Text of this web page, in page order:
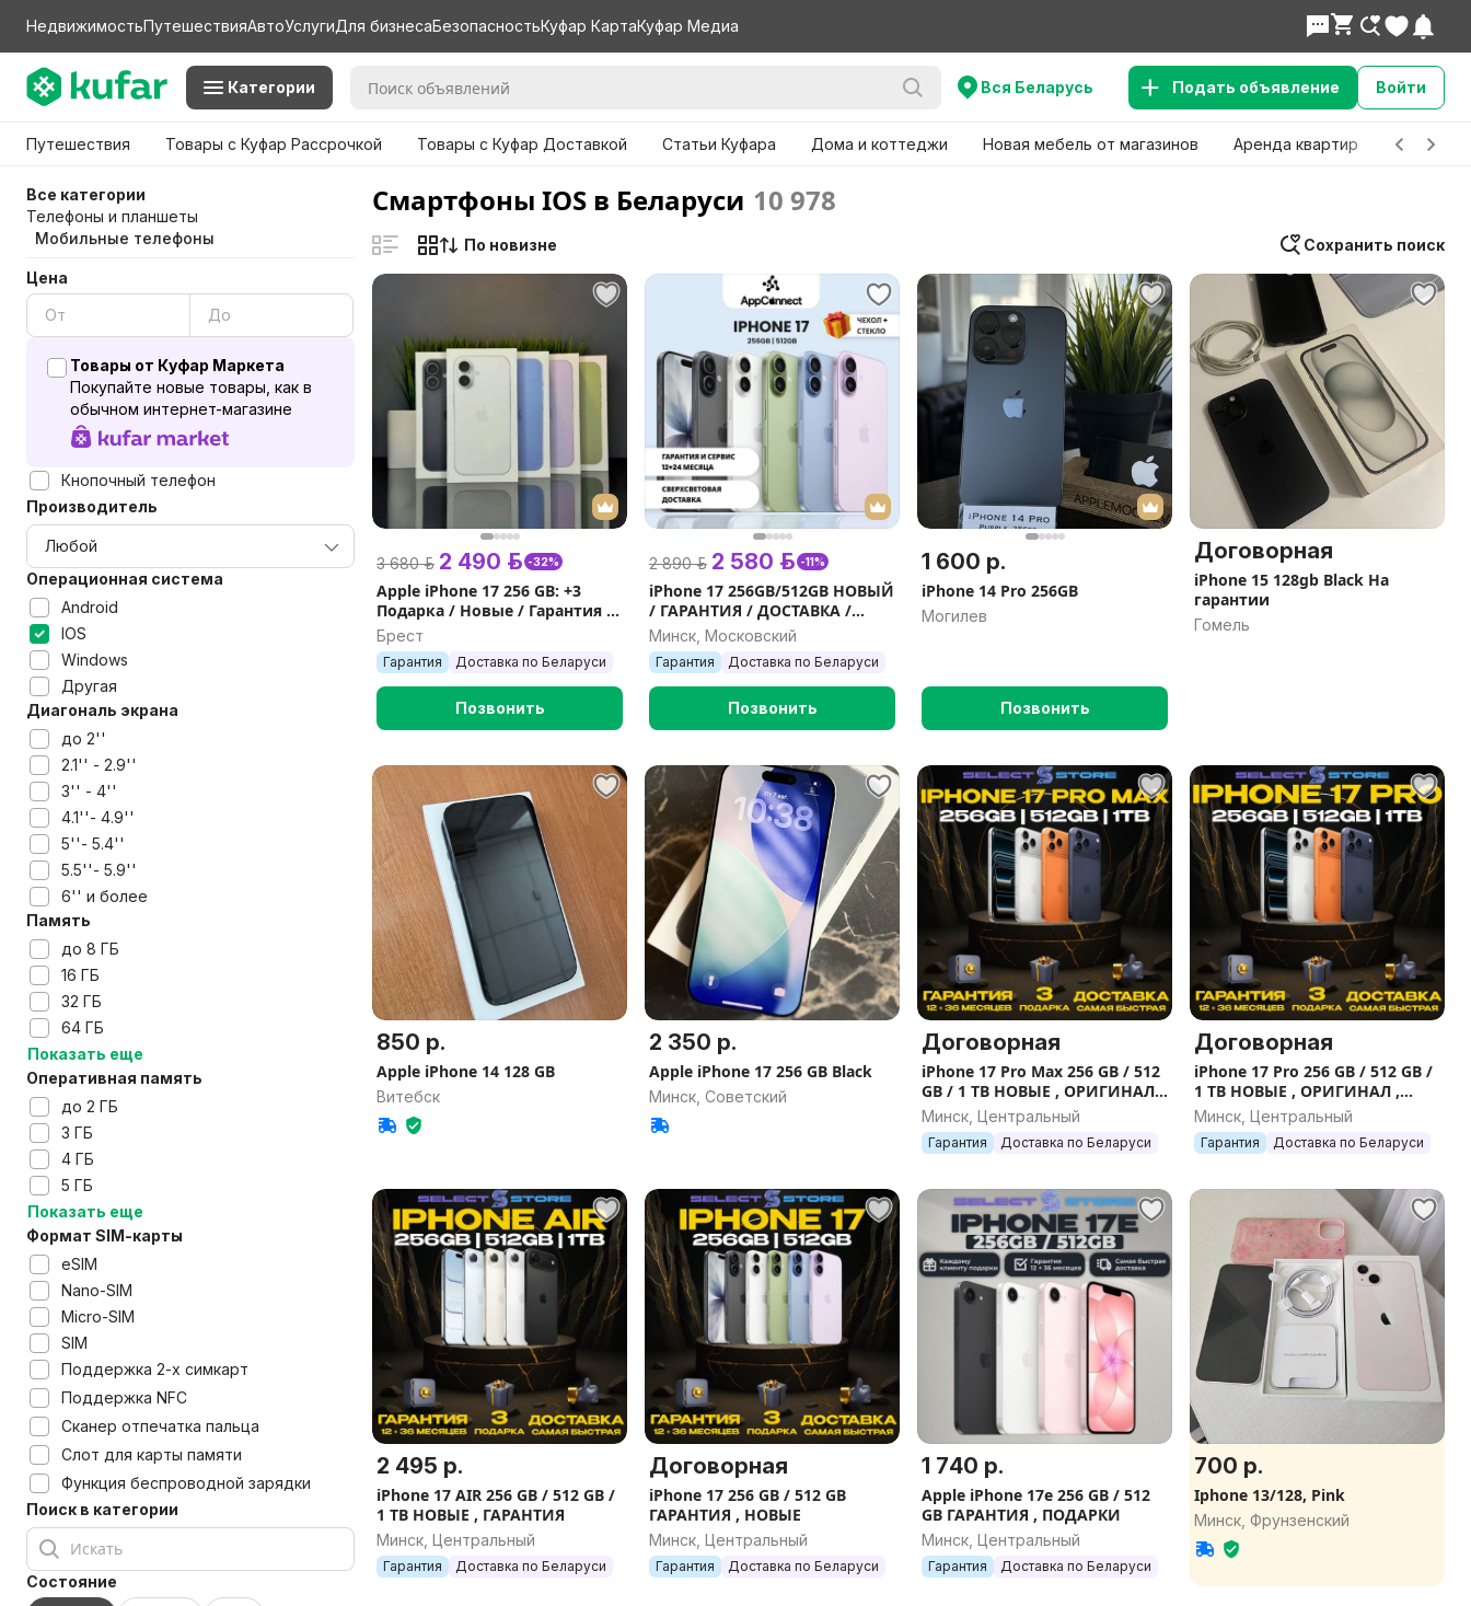
НедвижимостьПутешествияАвтоУслугиДля бизнесаБезопасностьКуфар КартаКуфар Медиа
Категории Вся Беларусь Подать объявление Войти
Путешествия Товары с Куфар Рассрочкой Товары с Куфар Доставкой Статьи Куфара Дома и коттеджи Новая мебель от магазинов Аренда квартир Детские
Все категории
Телефоны и планшеты
Мобильные телефоны
Цена
Товары от Куфар Маркета
Покупайте новые товары, как в
обычном интернет-магазине
Кнопочный телефон
Производитель
Операционная система
Android
IOS
Windows
Другая
Диагональ экрана
до 2''
2.1'' - 2.9''
3'' - 4''
4.1''- 4.9''
5''- 5.4''
5.5''- 5.9''
6'' и более
Память
до 8 ГБ
16 ГБ
32 ГБ
64 ГБ
Показать еще
Оперативная память
до 2 ГБ
3 ГБ
4 ГБ
5 ГБ
Показать еще
Формат SIM-карты
eSIM
Nano-SIM
Micro-SIM
SIM
Поддержка 2-х симкарт
Поддержка NFC
Сканер отпечатка пальца
Слот для карты памяти
Функция беспроводной зарядки
Поиск в категории
Состояние
Смартфоны IOS в Беларуси 10 978
Сохранить поиск
По новизне
3 680 р. 2 490 р. -32%
Apple iPhone 17 256 GB: +3
Подарка / Новые / Гарантия /
Быстрая доставка / Регион /
eSim
Брест
Гарантия Доставка по Беларуси
Позвонить
2 890 р. 2 580 р. -11%
iPhone 17 256GB/512GB НОВЫЙ
/ ГАРАНТИЯ / ДОСТАВКА /
ПОДАРКИ / TRAIDE-IN
Минск, Московский
Гарантия Доставка по Беларуси
Позвонить
1 600 р.
iPhone 14 Pro 256GB
Могилев
Позвонить
Договорная
iPhone 15 128gb Black На
гарантии
Гомель
850 р.
Apple iPhone 14 128 GB
Витебск
2 350 р.
Apple iPhone 17 256 GB Black
Минск, Советский
Договорная
iPhone 17 Pro Max 256 GB / 512
GB / 1 TB НОВЫЕ , ОРИГИНАЛ ,
ГАРАНТИЯ
Минск, Центральный
Гарантия Доставка по Беларуси
Договорная
iPhone 17 Pro 256 GB / 512 GB /
1 TB НОВЫЕ , ОРИГИНАЛ ,
ГАРАНТИЯ
Минск, Центральный
Гарантия Доставка по Беларуси
2 495 р.
iPhone 17 AIR 256 GB / 512 GB /
1 TB НОВЫЕ , ГАРАНТИЯ
Минск, Центральный
Гарантия Доставка по Беларуси
Договорная
iPhone 17 256 GB / 512 GB
ГАРАНТИЯ , НОВЫЕ
Минск, Центральный
Гарантия Доставка по Беларуси
1 740 р.
Apple iPhone 17e 256 GB / 512
GB ГАРАНТИЯ , ПОДАРКИ
Минск, Центральный
Гарантия Доставка по Беларуси
700 р.
Iphone 13/128, Pink
Минск, Фрунзенский